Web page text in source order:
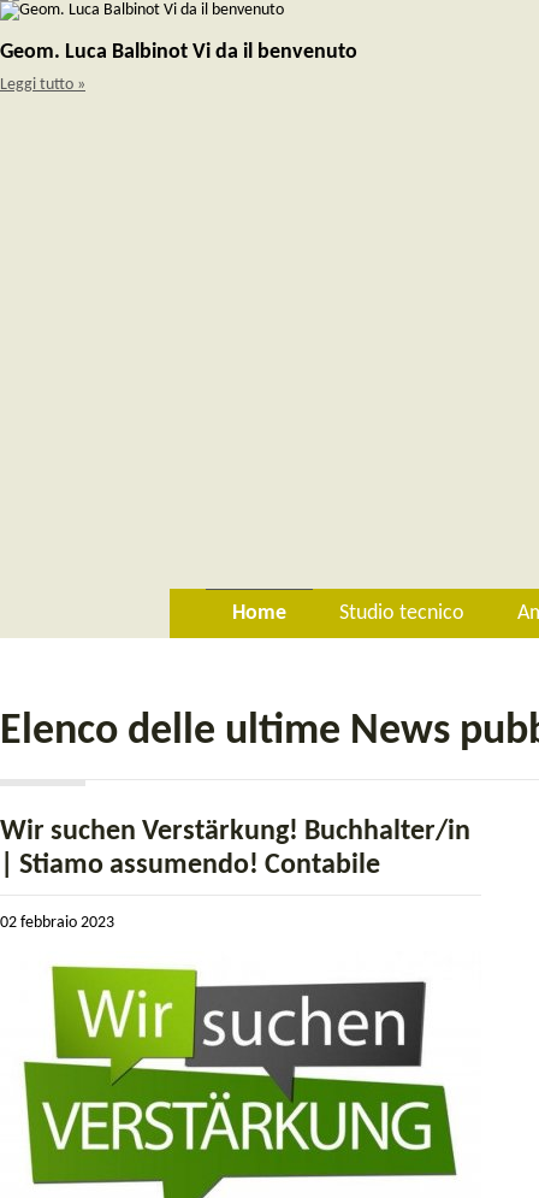
Geom. Luca Balbinot Vi da il benvenuto
Leggi tutto »
Home Studio tecnico
Elenco delle ultime News
Wir suchen Verstärkung! Buchhalter/in
| Stiamo assumendo! Contabile
02 febbraio 2023